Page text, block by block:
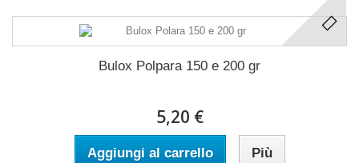
Bulox Polpara 150 e 200 gr
5,20 €
Aggiungi al carrello Più